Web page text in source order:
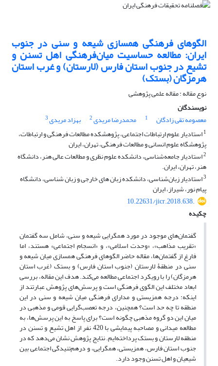
الگوهای فرهنگی همسازی شیعه و سنی در جنوب
ایران: مطالعه حساسیت میان‌فرهنگی اهل تسنن و
تشیع در جنوب استان فارس (لارستان) و غرب استان
هرمزگان (بستک)
نوع مقاله : مقاله علمی پژوهشی
نویسندگان
معصومه تقی زادگان
1 محمدرضا مریدی2 بهزاد مریدی3
1استادیار علوم ارتباطات اجتماعی، پژوهشکده مطالعات فرهنگی و ارتباطات،
پژوهشگاه علوم انسانی و مطالعات فرهنگی، تهران، ایران
2استادیار جامعه‌شناسی، دانشکده علوم نظری و مطالعات عالی هنر، دانشگاه
هنر، تهران، ایران.
3استادیار زبان‌شناسی، دانشکده زبان های خارجی و زبان شناسی، دانشگاه
پیام نور، شیراز، ایران
10.22631/jicr.2018.638.
چکیده
گفتمان‌های موجود در مورد همگرایی شیعه و سنی، شامل سه گفتمان
«تقریب مذاهب»، «وحدت اسلامی»، و «انسجام اجتماعی» هستند، اما‌
فارغ از گفتمان‌ها، مقاله حاضر الگوهای فرهنگی همسازی میان شیعه و
سنی در منطقۀ لارستان (جنوب استان فارس) و بستک (غرب استان
هرمزگان) را با رویکرد اجتماعی مطالعه می‌کند. هدف این مقاله، بررسی
ابعاد مختلف این الگوی فرهنگی است و پرسش‌های پژوهش عبارتند از
اینکه: درجه همزیستی و مدارای فرهنگی میان شیعه و سنی در این
منطقه تا چه حد است؟ همچنین، درجه تعصب‌گرایی قومی و مذهبی در
میان این دو گروه مذهبی چگونه است؟ برای پاسخ به این پرسش‌‌ها، به
مطالعه میدانی و مصاحبه پیمایشی با 420 نفر از اهل تشیع و تسنن در
منطقه لارستان و بستک پرداخته‌ایم. نتایج پژوهش نشان می‌دهد که در
جنوب استان فارس، همزیستی، همگرایی، و درهم‌تنیدگی اجتماعی بین
شیعیان و اهل تسنن وجود دارد.